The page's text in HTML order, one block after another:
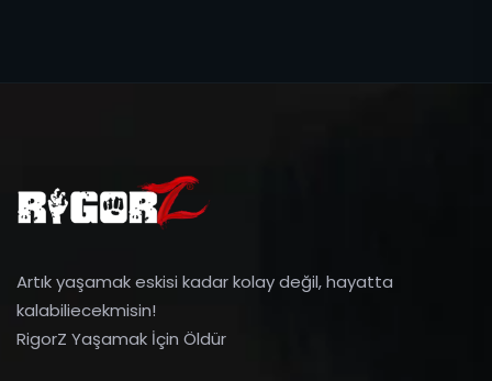
Artık yaşamak eskisi kadar kolay değil, hayatta
kalabiliecekmisin!
RigorZ Yaşamak İçin Öldür